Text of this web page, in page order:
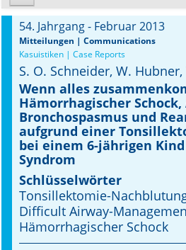
Suche
Aktuelle Ausgabe
Leitlinien
Archiv
Supplements
Supplements
Online First
54. Jahrgang - Februar 2013
Mitteilungen | Communications
Kasuistiken | Case Reports
S. O. Schneider, W. Hubner,
Wenn alles
Hämorrhagischer
Bronchospasmus und
aufgrund einer
bei einem 6-jährigen
Syndrom
Schlüsselwörter
Tonsillektomie-
Difficult Airway-
Hämorrhagischer Schock